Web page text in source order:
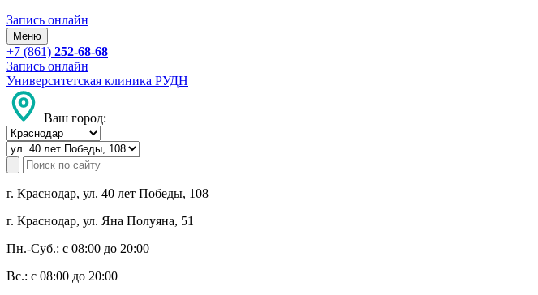
Запись онлайн
Меню
+7 (861) 252-68-68
Запись онлайн
Университетская клиника РУДН
Ваш город:
г. Краснодар, ул. 40 лет Победы, 108
г. Краснодар, ул. Яна Полуяна, 51
Пн.-Суб.: с 08:00 до 20:00
Вс.: с 08:00 до 20:00